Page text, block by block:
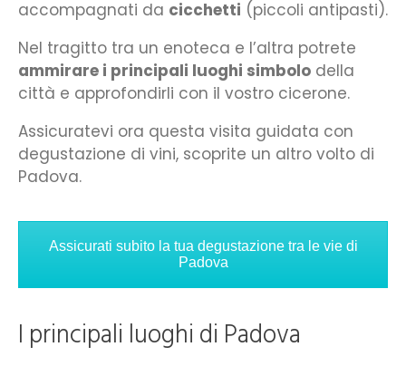
accompagnati da cicchetti (piccoli antipasti).
Nel tragitto tra un enoteca e l’altra potrete
ammirare i principali luoghi simbolo della
città e approfondirli con il vostro cicerone.
Assicuratevi ora questa visita guidata con
degustazione di vini, scoprite un altro volto di
Padova.
Assicurati subito la tua degustazione tra le vie di
Padova
I principali luoghi di Padova